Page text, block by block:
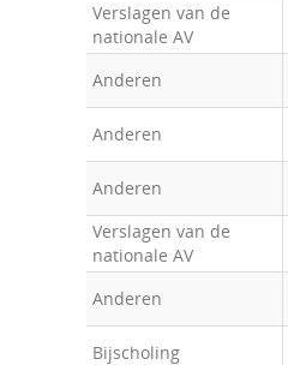
Verslagen van de
nationale AV
Anderen
Anderen
Anderen
Verslagen van de
nationale AV
Anderen
Bijscholing